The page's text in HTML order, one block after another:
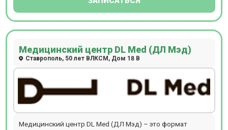
Медицинский центр DL Med (ДЛ Мэд)
Ставрополь, 50 лет ВЛКСМ, Дом 18 В
Медицинский центр DL Med (ДЛ Мэд) – это формат